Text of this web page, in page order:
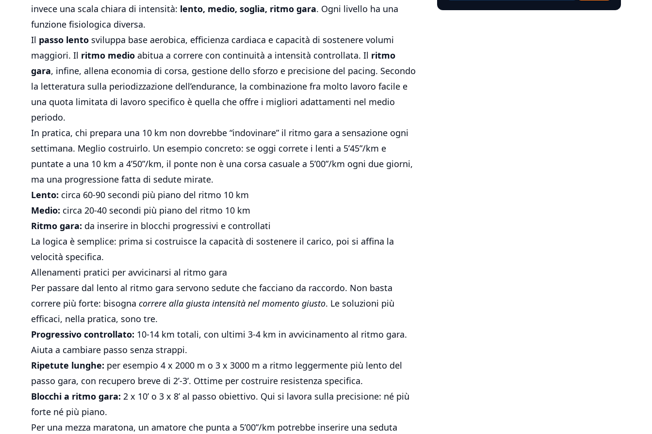
invece una scala chiara di intensità: lento, medio, soglia, ritmo gara. Ogni livello ha una
funzione fisiologica diversa.
Il passo lento sviluppa base aerobica, efficienza cardiaca e capacità di sostenere volumi
maggiori. Il ritmo medio abitua a correre con continuità a intensità controllata. Il ritmo
gara, infine, allena economia di corsa, gestione dello sforzo e precisione del pacing. Secondo
la letteratura sulla periodizzazione dell’endurance, la combinazione fra molto lavoro facile e
una quota limitata di lavoro specifico è quella che offre i migliori adattamenti nel medio
periodo.
In pratica, chi prepara una 10 km non dovrebbe “indovinare” il ritmo gara a sensazione ogni
settimana. Meglio costruirlo. Un esempio concreto: se oggi correte i lenti a 5’45”/km e
puntate a una 10 km a 4’50”/km, il ponte non è una corsa casuale a 5’00”/km ogni due giorni,
ma una progressione fatta di sedute mirate.
Lento: circa 60-90 secondi più piano del ritmo 10 km
Medio: circa 20-40 secondi più piano del ritmo 10 km
Ritmo gara: da inserire in blocchi progressivi e controllati
La logica è semplice: prima si costruisce la capacità di sostenere il carico, poi si affina la
velocità specifica.
Allenamenti pratici per avvicinarsi al ritmo gara
Per passare dal lento al ritmo gara servono sedute che facciano da raccordo. Non basta
correre più forte: bisogna correre alla giusta intensità nel momento giusto. Le soluzioni più
efficaci, nella pratica, sono tre.
Progressivo controllato: 10-14 km totali, con ultimi 3-4 km in avvicinamento al ritmo gara.
Aiuta a cambiare passo senza strappi.
Ripetute lunghe: per esempio 4 x 2000 m o 3 x 3000 m a ritmo leggermente più lento del
passo gara, con recupero breve di 2’-3’. Ottime per costruire resistenza specifica.
Blocchi a ritmo gara: 2 x 10’ o 3 x 8’ al passo obiettivo. Qui si lavora sulla precisione: né più
forte né più piano.
Per una mezza maratona, un amatore che punta a 5’00”/km potrebbe inserire una seduta